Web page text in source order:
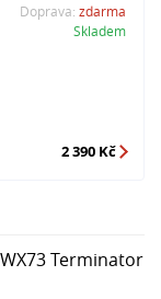
Doprava: zdarma
Skladem
2 390 Kč
Terminator